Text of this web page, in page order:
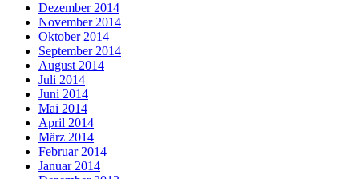
Dezember 2014
November 2014
Oktober 2014
September 2014
August 2014
Juli 2014
Juni 2014
Mai 2014
April 2014
März 2014
Februar 2014
Januar 2014